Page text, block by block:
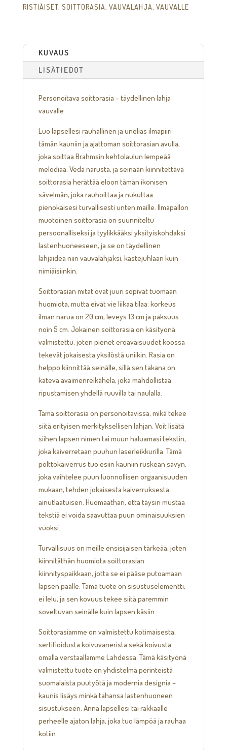
RISTIÄISET, SOITTORASIA, VAUVALAHJA, VAUVALLE
KUVAUS
LISÄTIEDOT
Personoitava soittorasia – täydellinen lahja
vauvalle
Luo lapsellesi rauhallinen ja unelias ilmapiiri
tämän kauniin ja ajattoman soittorasian avulla,
joka soittaa Brahmsin kehtolaulun lempeää
melodiaa. Vedä narusta, ja seinään kiinnitettävä
soittorasia herättää eloon tämän ikonisen
sävelmän, joka rauhoittaa ja nukuttaa
pienokaisesi turvallisesti unten maille. Ilmapallon
muotoinen soittorasia on suunniteltu
persoonalliseksi ja tyylikkääksi yksityiskohdaksi
lastenhuoneeseen, ja se on täydellinen
lahjaidea niin vauvalahjaksi, kastejuhlaan kuin
nimiäisiinkin.
Soittorasian mitat ovat juuri sopivat tuomaan
huomiota, mutta eivät vie liikaa tilaa: korkeus
ilman narua on 20 cm, leveys 13 cm ja paksuus
noin 5 cm. Jokainen soittorasia on käsityönä
valmistettu, joten pienet eroavaisuudet koossa
tekevät jokaisesta yksilöstä uniikin. Rasia on
helppo kiinnittää seinälle, sillä sen takana on
kätevä avaimenreikähela, joka mahdollistaa
ripustamisen yhdellä ruuvilla tai naulalla.
Tämä soittorasia on personoitavissa, mikä tekee
siitä erityisen merkityksellisen lahjan. Voit lisätä
siihen lapsen nimen tai muun haluamasi tekstin,
joka kaiverretaan puuhun laserleikkurilla. Tämä
polttokaiverrus tuo esiin kauniin ruskean sävyn,
joka vaihtelee puun luonnollisen orgaanisuuden
mukaan, tehden jokaisesta kaiverruksesta
ainutlaatuisen. Huomaathan, että täysin mustaa
tekstiä ei voida saavuttaa puun ominaisuuksien
vuoksi.
Turvallisuus on meille ensisijaisen tärkeää, joten
kiinnitäthän huomiota soittorasian
kiinnityspaikkaan, jotta se ei pääse putoamaan
lapsen päälle. Tämä tuote on sisustuselementti,
ei lelu, ja sen kovuus tekee siitä paremmin
soveltuvan seinälle kuin lapsen käsiin.
Soittorasiamme on valmistettu kotimaisesta,
sertifioidusta koivuvanerista sekä koivusta
omalla verstaallamme Lahdessa. Tämä käsityönä
valmistettu tuote on yhdistelmä perinteistä
suomalaista puutyötä ja modernia designia –
kaunis lisäys minkä tahansa lastenhuoneen
sisustukseen. Anna lapsellesi tai rakkaalle
perheelle ajaton lahja, joka tuo lämpöä ja rauhaa
kotiin.